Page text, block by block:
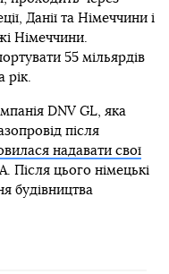
Данії та Німеччини і
Німеччини.
55 мільярдів
рік.
DNV GL, яка
після
надавати свої
Після цього німецькі
будівництва